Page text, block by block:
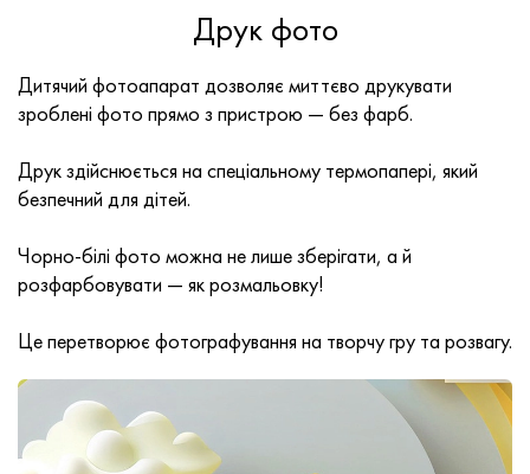
Друк фото
Дитячий фотоапарат дозволяє миттєво друкувати
зроблені фото прямо з пристрою — без фарб.
Друк здійснюється на спеціальному термопапері, який
безпечний для дітей.
Чорно-білі фото можна не лише зберігати, а й
розфарбовувати — як розмальовку!
Це перетворює фотографування на творчу гру та розвагу.